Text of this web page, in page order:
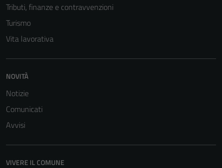
Tributi, finanze e contravvenzioni
Turismo
Vita lavorativa
NOVITÀ
Notizie
Comunicati
Avvisi
VIVERE IL COMUNE